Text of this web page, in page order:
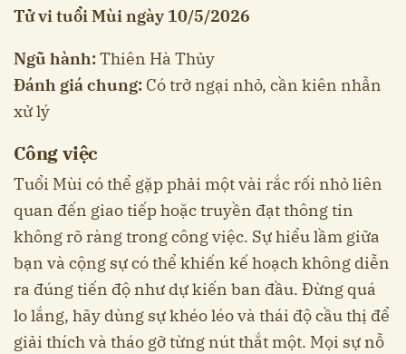
Tử vi tuổi Mùi ngày 10/5/2026
Ngũ hành:Thiên Hà Thủy
Đánh giá chung: Có trở ngại nhỏ, cần kiên nhẫn
xử lý
Công việc
Tuổi Mùi có thể gặp phải một vài rắc rối nhỏ liên
quan đến giao tiếp hoặc truyền đạt thông tin
không rõ ràng trong công việc. Sự hiểu lầm giữa
bạn và cộng sự có thể khiến kế hoạch không diễn
ra đúng tiến độ như dự kiến ban đầu. Đừng quá
lo lắng, hãy dùng sự khéo léo và thái độ cầu thị để
giải thích và tháo gỡ từng nút thắt một. Mọi sự nỗ